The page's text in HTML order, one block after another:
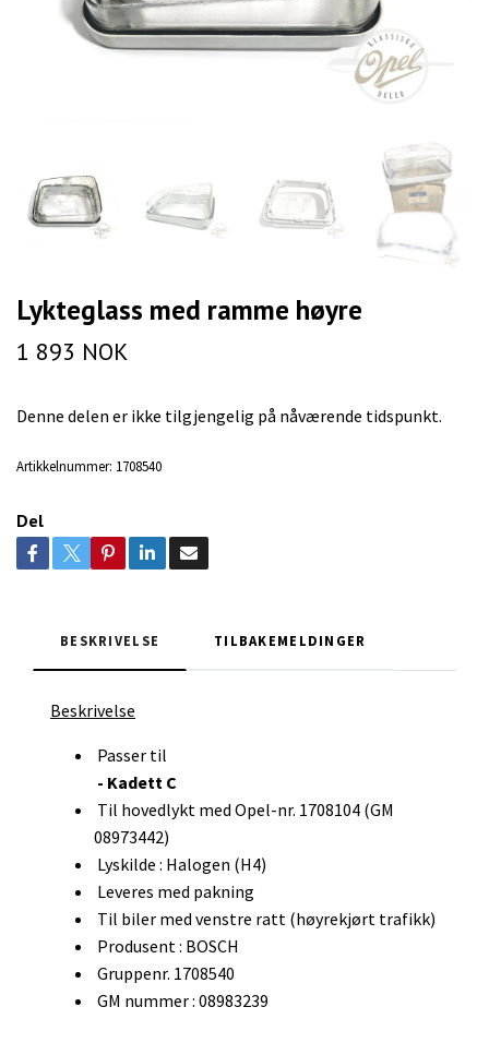
Lykteglass med ramme høyre
1 893 NOK
Denne delen er ikke tilgjengelig på nåværende tidspunkt.
Artikkelnummer: 1708540
Del
BESKRIVELSE TILBAKEMELDINGER
Beskrivelse
Passer til
- Kadett C
Til hovedlykt med Opel-nr. 1708104 (GM
08973442)
Lyskilde : Halogen (H4)
Leveres med pakning
Til biler med venstre ratt (høyrekjørt trafikk)
Produsent : BOSCH
Gruppenr. 1708540
GM nummer : 08983239